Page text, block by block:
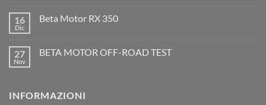
2026:
è
arrivata
su
Motocross
è
16
Dic
Beta Motor RX 350
Beta
27
Nov
BETA MOTOR OFF-ROAD TEST
MOTOR
INFORMAZIONI